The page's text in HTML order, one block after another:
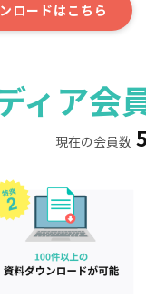
ロードはこちら
ィア会
現在の会員数